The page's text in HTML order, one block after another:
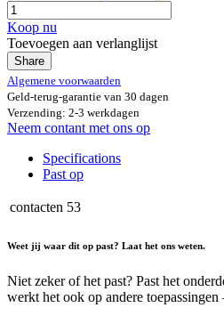
Koop nu
Toevoegen aan verlanglijst
Share
Algemene voorwaarden
Geld-terug-garantie van 30 dagen
Verzending: 2-3 werkdagen
Neem contant met ons op
Specifications
Past op
contacten 53
Weet jij waar dit op past? Laat het ons weten.
Niet zeker of het past? Past het
werkt het ook op andere